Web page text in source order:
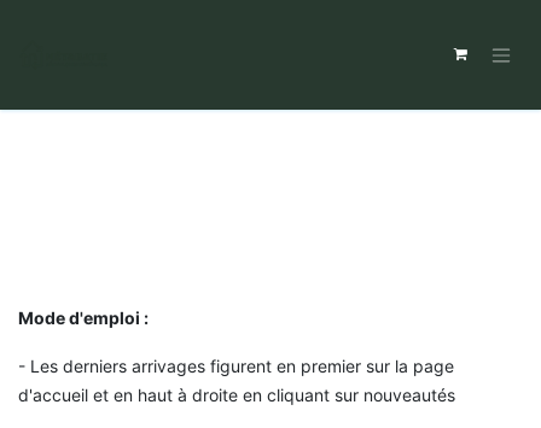
Mode d'emploi :
- Les derniers arrivages figurent en premier sur la page
d'accueil et en haut à droite en cliquant sur nouveautés